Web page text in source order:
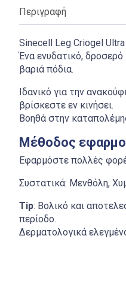
Περιγραφή
Sinecell Leg Criogel
Ένα ενυδατικό,
βαριά πόδια.
Ιδανικό για την
βρίσκεστε εν κινήσει.
Βοηθά στην
Μέθοδος
Εφαρμόστε πολλές
Συστατικά: Μενθόλη,
Tip: Βολικό και
περίοδο.
Δερματολογικά